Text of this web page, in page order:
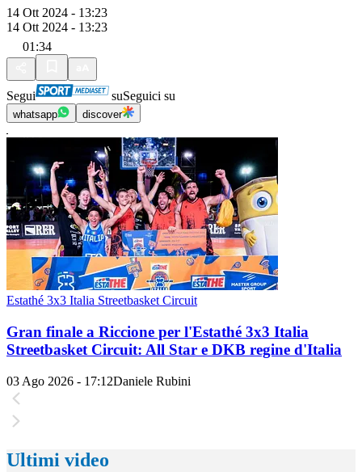
14 Ott 2024 - 13:23
14 Ott 2024 - 13:23
01:34
Segui suSeguici su
whatsapp discover
Estathé 3x3 Italia Streetbasket Circuit
Gran finale a Riccione per l'Estathé 3x3 Italia
Streetbasket Circuit: All Star e DKB regine d'Italia
03 Ago 2026 - 17:12Daniele Rubini
Ultimi video